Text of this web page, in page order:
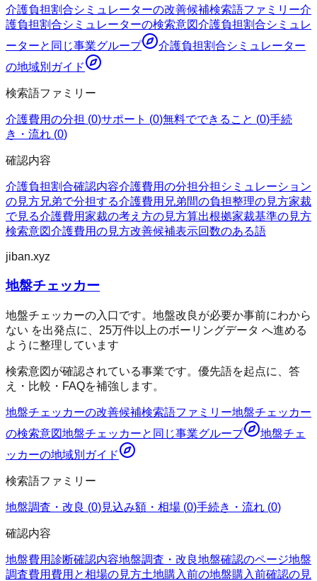
介護負担割合シミュレーターの改善候補検索語ファミリー介
護負担割合シミュレーターの検索意図介護負担割合シミュレ
ーターと同じ事業グループ
介護負担割合シミュレーター
の地域別ガイド
検索語ファミリー
介護費用の分担 (0)サポート (0)無料でできること (0)手続
き・流れ (0)
確認内容
介護負担割合確認内容介護費用の分担分担シミュレーション
の見方兄弟で分担する介護費用 兄弟間の負担整理の見方家裁
で見る介護費用家裁の考え方の見方算出根拠家裁基準の見方
検索意図介護費用の見方改善候補表示回数のある語
jiban.xyz
地盤チェッカー
地盤チェッカーの入口です。地盤改良が必要か事前にわから
ない を出発点に、25万件以上のボーリングデータ へ進める
ように整理しています
検索意図が確認されている事業です。優先語を起点に、答
え・比較・FAQを補強します。
地盤チェッカーの改善候補検索語ファミリー地盤チェッカー
の検索意図地盤チェッカーと同じ事業グループ
地盤チェ
ッカーの地域別ガイド
検索語ファミリー
地盤調査・改良 (0)見込み額・相場 (0)手続き・流れ (0)
確認内容
地盤費用診断確認内容地盤調査・改良地盤確認のページ地盤
調査費用 費用と相場の見方土地購入前の地盤購入前確認の見